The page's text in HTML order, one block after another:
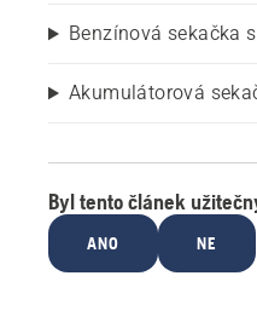
Benzínová sekačka
Akumulátorová
Byl tento článek
ANO NE